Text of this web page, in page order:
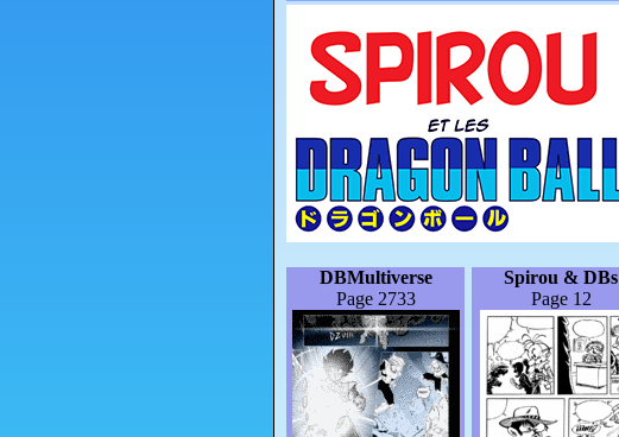
DBMultiverse
Page 2733
Spirou & DBs
Page 12